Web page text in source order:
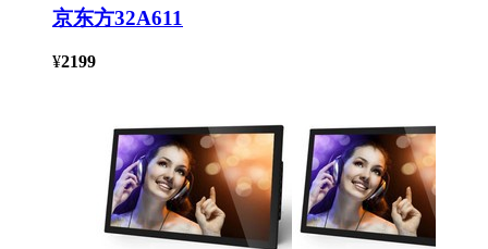
京东方32A611
¥2199